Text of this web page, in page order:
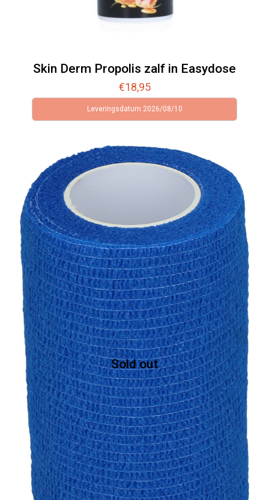
Skin Derm Propolis zalf in Easydose
€18,95
Leveringsdatum 2026/08/10
Sold out